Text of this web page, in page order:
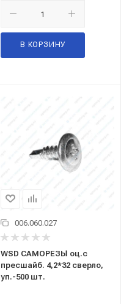
В КОРЗИНУ
006.060.027
WSD САМОРЕЗЫ оц.с
пресшайб. 4,2*32 сверло,
уп.-500 шт.